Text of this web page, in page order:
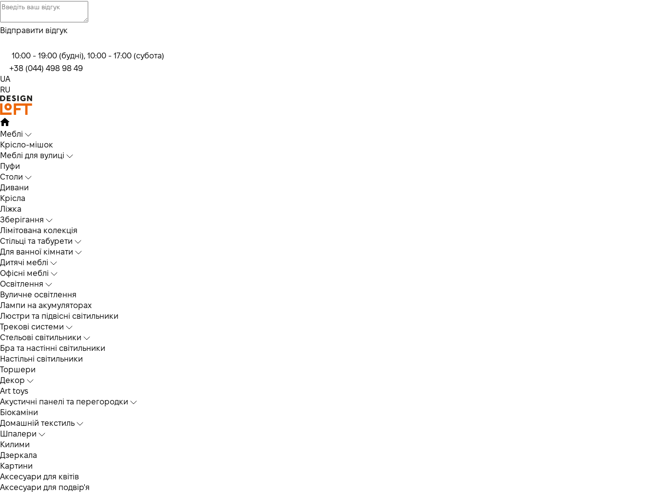
Відправити відгук
10:00 - 19:00 (будні), 10:00 - 17:00 (субота)
+38 (044) 498 98 49
UA
RU
Меблі
Крісло-мішок
Меблі для вулиці
Пуфи
Столи
Дивани
Крісла
Ліжка
Зберігання
Лімітована колекція
Стільці та табурети
Для ванної кімнати
Дитячі меблі
Офісні меблі
Освітлення
Вуличне освітлення
Лампи на акумуляторах
Люстри та підвісні світильники
Трекові системи
Cтельові світильники
Бра та настінні світильники
Настільні світильники
Торшери
Декор
Art toys
Акустичні панелі та перегородки
Біокаміни
Домашній текстиль
Шпалери
Килими
Дзеркала
Картини
Аксесуари для квітів
Аксесуари для подвір'я